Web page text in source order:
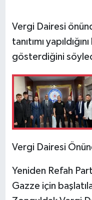
Vergi Dairesi
tanıtımı
gösterdiğini
Vergi Dairesi
Yeniden Refah
Gazze için